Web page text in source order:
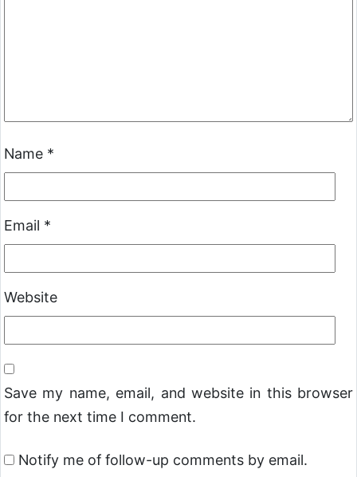
Name *
Email *
Website
Save my name, email, and website in this browser
for the next time I comment.
Notify me of follow-up comments by email.